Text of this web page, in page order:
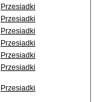
Przesiadki
Przesiadki
Przesiadki
Przesiadki
Przesiadki
Przesiadki
Przesiadki